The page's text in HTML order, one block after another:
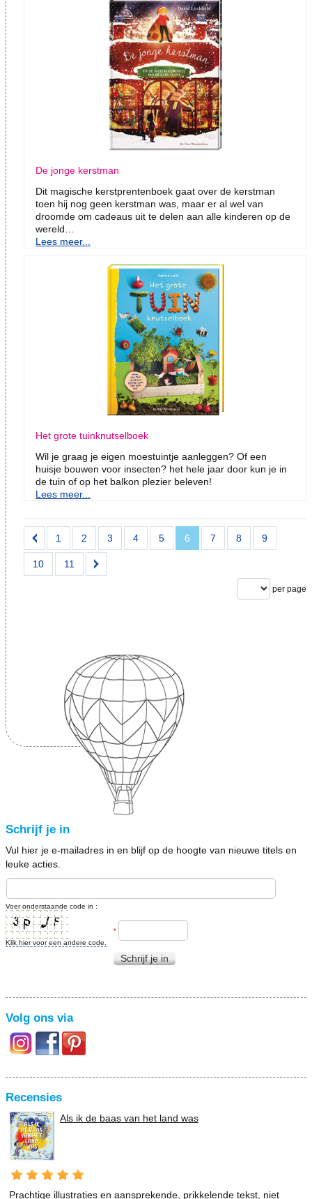
De jonge kerstman
Dit magische kerstprentenboek gaat over de kerstman
toen hij nog geen kerstman was, maar er al wel van
droomde om cadeaus uit te delen aan alle kinderen op de
wereld…
Lees meer...
Het grote tuinknutselboek
Wil je graag je eigen moestuintje aanleggen? Of een
huisje bouwen voor insecten? het hele jaar door kun je in
de tuin of op het balkon plezier beleven!
Lees meer...
1 2 3 4 5 6 7 8 9
10 11
per page
Schrijf je in
Vul hier je e-mailadres in en blijf op de hoogte van nieuwe titels en
leuke acties.
Voer onderstaande code in :
Klik hier voor een andere code.
*
Schrijf je in
Volg ons via
Recensies
Als ik de baas van het land was
Prachtige illustraties en aansprekende, prikkelende tekst, niet